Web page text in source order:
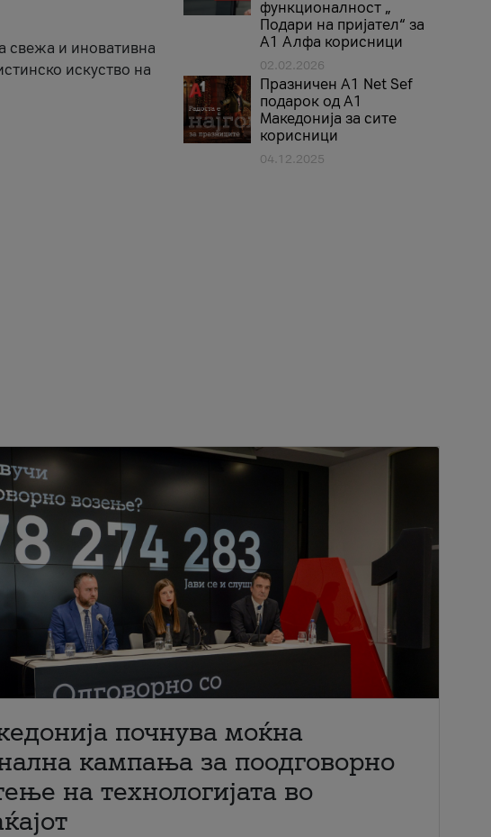
свежа и иновативна
искуство на
функционалност „
Подари на пријател“ за
А1 Алфа корисници
02.02.2026
Празничен A1 Net Sеf
подарок од А1
Македонија за сите
корисници
04.12.2025
почнува моќна
кампања за поодговорно
на технологијата во